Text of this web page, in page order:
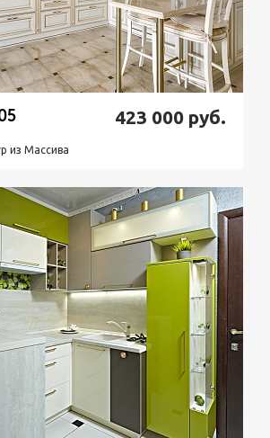
423 000 руб.
из Массивa
Узнать стоимость